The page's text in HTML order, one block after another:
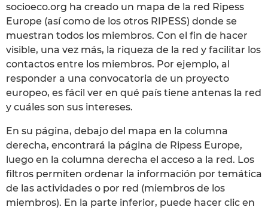
socioeco.org ha creado un mapa de la red Ripess
Europe (así como de los otros RIPESS) donde se
muestran todos los miembros. Con el fin de hacer
visible, una vez más, la riqueza de la red y facilitar los
contactos entre los miembros. Por ejemplo, al
responder a una convocatoria de un proyecto
europeo, es fácil ver en qué país tiene antenas la red
y cuáles son sus intereses.
En su página, debajo del mapa en la columna
derecha, encontrará la página de Ripess Europe,
luego en la columna derecha el acceso a la red. Los
filtros permiten ordenar la información por temática
de las actividades o por red (miembros de los
miembros). En la parte inferior, puede hacer clic en